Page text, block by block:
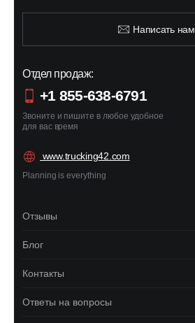
Написать нам
Отдел продаж:
+1 855-638-6791
Звоните и пишите в любое удобное
для вас время
www.trucking42.com
Planning is everything
Отзывы
Блог
Контакты
Ответы на вопросы